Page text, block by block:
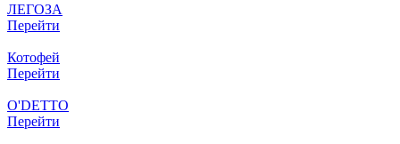
ЛЕГОЗА
Перейти
Котофей
Перейти
O'DETTO
Перейти